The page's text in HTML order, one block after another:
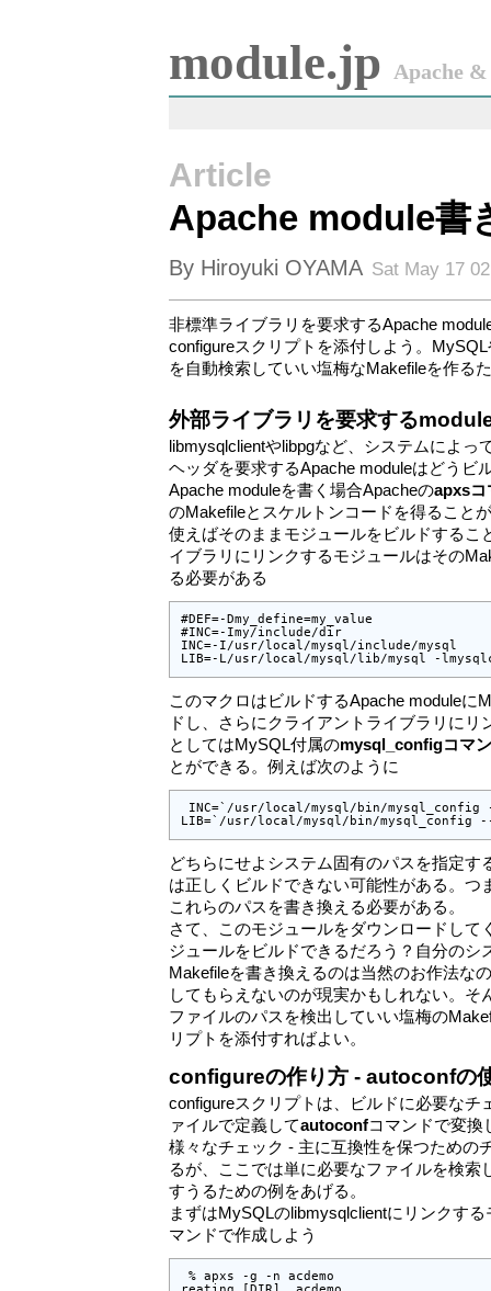
module.jp Apache
Article
Apache module書
By Hiroyuki OYAMA Sat May 17
非標準ライブラリを要求するApache
configureスクリプトを添付しよう。
を自動検索していい塩梅なMakefileを作る
外部ライブラリを要求する
libmysqlclientやlibpgなど、システムによっ
ヘッダを要求するApache moduleはどうビ
Apache moduleを書く場合Apacheのapxsコ
のMakefileとスケルトンコードを得ること
使えばそのままモジュールをビルドするこ
イブラリにリンクするモジュールはその
る必要がある
#DEF=-Dmy_define=my_value
#INC=-Imy/include/dir
INC=-I/usr/local/mysql/include/mysql
LIB=-L/usr/local/mysql/lib/mysql -
このマクロはビルドするApache moduleに
ドし、さらにクライアントライブラリに
としてはMySQL付属のmysql_configコマ
とができる。例えば次のように
INC=`/usr/local/mysql/bin/
LIB=`/usr/local/mysql/bin/mysql_config
どちらにせよシステム固有のパスを指定す
は正しくビルドできない可能性がある。つ
これらのパスを書き換える必要がある。
さて、このモジュールをダウンロードして
ジュールをビルドできるだろう？自分のシ
Makefileを書き換えるのは当然のお作法な
してもらえないのが現実かもしれない。そ
ファイルのパスを検出していい塩梅の
リプトを添付すればよい。
configureの作り方 - autoconfの
configureスクリプトは、ビルドに必要なチ
ァイルで定義してautoconfコマンドで変換
様々なチェック - 主に互換性を保つための
るが、ここでは単に必要なファイルを検索
すうるための例をあげる。
まずはMySQLのlibmysqlclientにリンクす
マンドで作成しよう
% apxs -g -n acdemo